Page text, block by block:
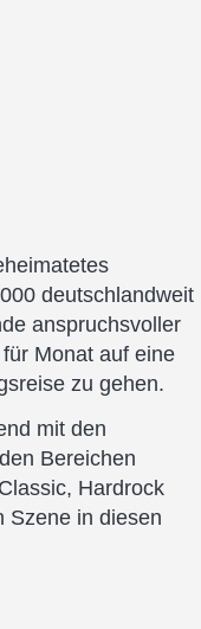
deutschlandweit
anspruchsvoller
Monat auf eine
zu gehen.
mit den
Bereichen
Hardrock
Szene in diesen